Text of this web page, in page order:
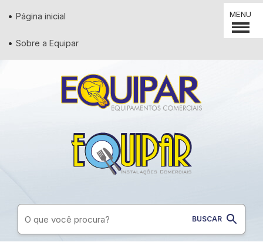
MENU
Padaria
Restaurantes
Lanchonetes
Açougues
Pizzaria
Página inicial
Sobre a Equipar